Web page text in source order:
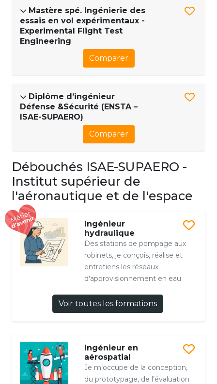
Mastère spé. Ingénierie des
essais en vol expérimentaux -
Experimental Flight Test
Engineering
Comparer
Diplôme d’ingénieur
Défense &Sécurité (ENSTA –
ISAE-SUPAERO)
Comparer
Débouchés ISAE-SUPAERO -
Institut supérieur de
l'aéronautique et de l'espace
Ingénieur
hydraulique
Des stations de pompage aux
robinets, je conçois, réalise et
entretiens les réseaux
d'approvisionnement en eau
Voir toutes les formations
Ingénieur en
aérospatial
Je m’occupe de la conception,
du prototypage, de l’évaluation